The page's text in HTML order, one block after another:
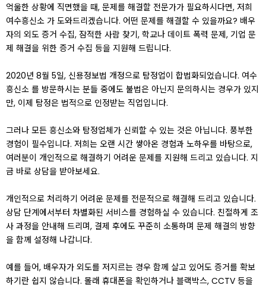
억울한 상황에 직면했을 때, 문제를 해결할 전문가가 필요하시다면, 저희
여수흥신소 가 도와드리겠습니다. 어떤 문제를 해결할 수 있을까요? 배우
자의 외도 증거 수집, 잠적한 사람 찾기, 학교나 데이트 폭력 문제, 기업 문
제 해결을 위한 증거 수집 등을 지원해 드립니다.
2020년 8월 5일, 신용정보법 개정으로 탐정업이 합법화되었습니다. 여수
흥신소 를 방문하시는 분들 중에도 불법은 아닌지 문의하시는 경우가 있지
만, 이제 탐정은 법적으로 인정받는 직업입니다.
그러나 모든 흥신소와 탐정업체가 신뢰할 수 있는 것은 아닙니다. 풍부한
경험이 필수입니다. 저희는 오랜 시간 쌓아온 경험과 노하우를 바탕으로,
여러분이 개인적으로 해결하기 어려운 문제를 지원해 드리고 있습니다. 지
금 바로 상담을 받아보세요.
개인적으로 처리하기 어려운 문제를 전문적으로 해결해 드리고 있습니다.
상담 단계에서부터 차별화된 서비스를 경험하실 수 있습니다. 친절하게 조
사 과정을 안내해 드리며, 결제 후에도 꾸준히 소통하며 문제 해결의 방향
을 함께 설정해 나갑니다.
예를 들어, 배우자가 외도를 저지르는 경우 함께 살고 있어도 증거를 확보
하기란 쉽지 않습니다. 몰래 휴대폰을 확인하거나 블랙박스, CCTV 등을